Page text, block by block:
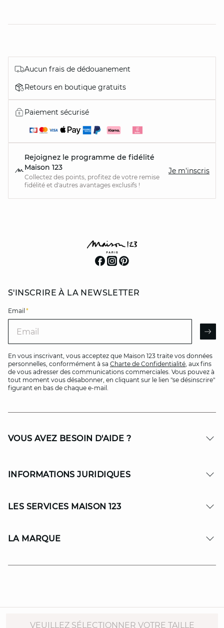
VEUILLEZ SÉLECTIONNER VOTRE TAILLE
Aucun frais de dédouanement
Retours en boutique gratuits
Paiement sécurisé
Rejoignez le programme de fidélité
Maison 123
Collectez des points, profitez de votre remise
fidélité et d'autres avantages exclusifs !
Je m'inscris
S'INSCRIRE À LA NEWSLETTER
Email *
En vous inscrivant, vous acceptez que Maison 123 traite vos données
personnelles, conformément à sa Charte de Confidentialité, aux fins
de vous adresser des communications commerciales. Vous pouvez à
tout moment vous désabonner, en cliquant sur le lien "se désinscrire"
figurant en bas de chaque e-mail.
VOUS AVEZ BESOIN D'AIDE ?
INFORMATIONS JURIDIQUES
LES SERVICES MAISON 123
LA MARQUE
© Copyright 2026 MAISON 123. All Rights reserved.